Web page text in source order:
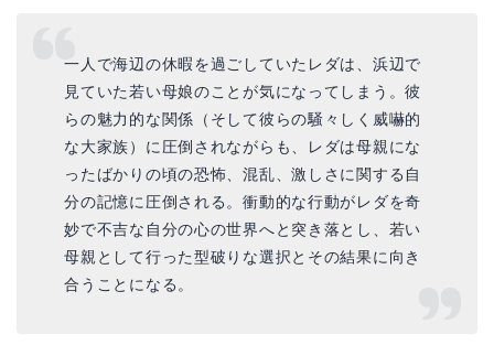
一人で海辺の休暇を過ごしていたレダは、浜辺で
見ていた若い母娘のことが気になってしまう。彼
らの魅力的な関係（そして彼らの騒々しく威嚇的
な大家族）に圧倒されながらも、レダは母親にな
ったばかりの頃の恐怖、混乱、激しさに関する自
分の記憶に圧倒される。衝動的な行動がレダを奇
妙で不吉な自分の心の世界へと突き落とし、若い
母親として行った型破りな選択とその結果に向き
合うことになる。